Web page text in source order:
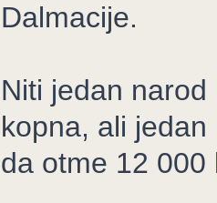
Dalmacije.
Niti jedan
kopna, ali
da otme 12 000